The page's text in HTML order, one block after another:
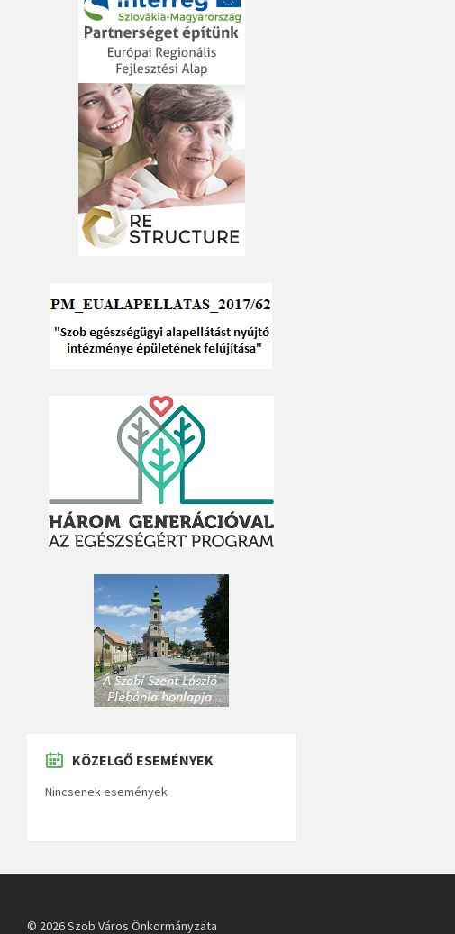
KÖZELGŐ ESEMÉNYEK
Nincsenek események
© 2026 Szob Város Önkormányzata